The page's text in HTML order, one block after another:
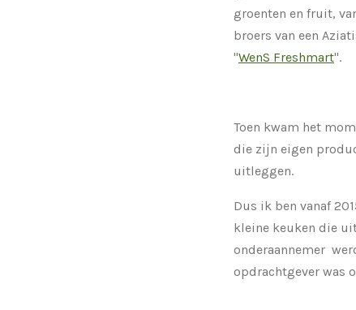
groenten en fruit,
broers van een
"WenS Freshmart".
Toen kwam het
die zijn eigen
uitleggen.
Dus ik ben vanaf
kleine keuken die
onderaannemer
opdrachtgever was